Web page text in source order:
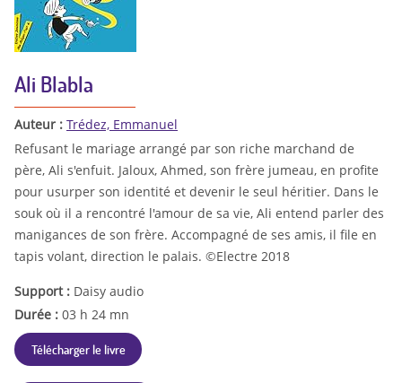
Ali Blabla
Auteur : Trédez, Emmanuel
Refusant le mariage arrangé par son riche marchand de
père, Ali s'enfuit. Jaloux, Ahmed, son frère jumeau, en profite
pour usurper son identité et devenir le seul héritier. Dans le
souk où il a rencontré l'amour de sa vie, Ali entend parler des
manigances de son frère. Accompagné de ses amis, il file en
tapis volant, direction le palais. ©Electre 2018
Support : Daisy audio
Durée : 03 h 24 mn
Télécharger le livre